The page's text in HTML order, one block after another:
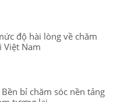
độ hài lòng về chăm
Việt Nam
bỉ chăm sóc nền tảng